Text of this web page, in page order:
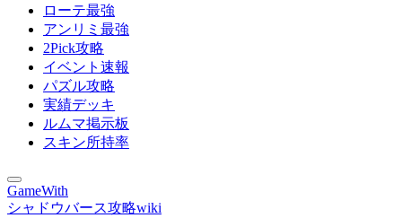
ローテ最強
アンリミ最強
2Pick攻略
イベント速報
パズル攻略
実績デッキ
ルムマ掲示板
スキン所持率
GameWith
シャドウバース攻略wiki